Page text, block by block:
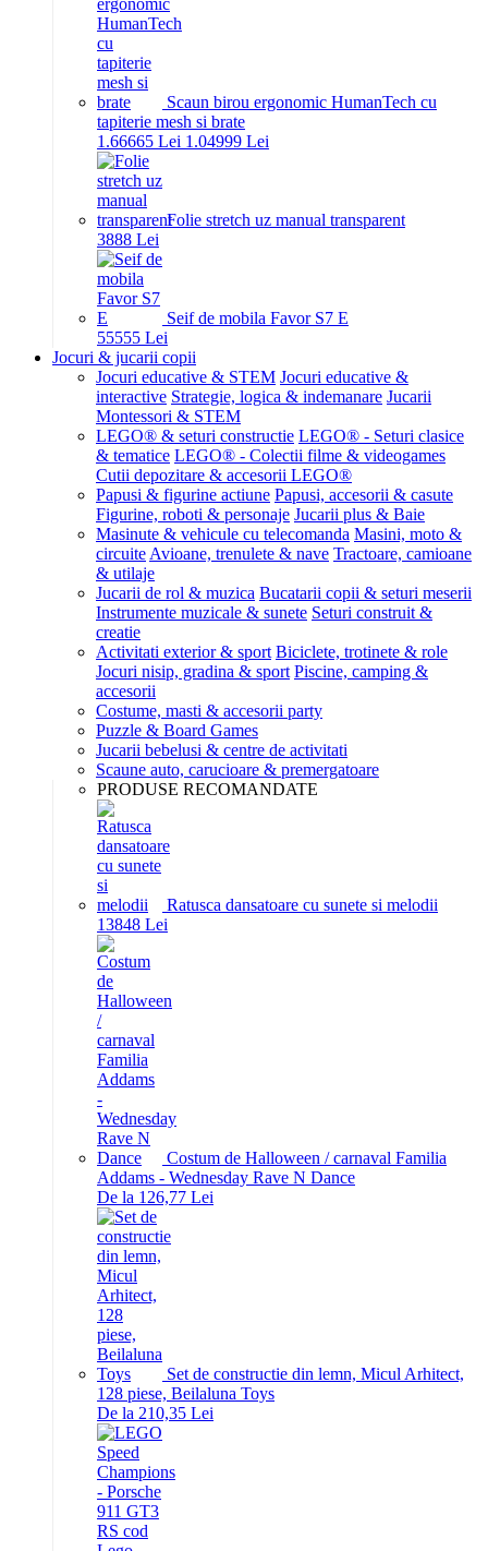
Scaun birou ergonomic HumanTech cu
tapiterie mesh si brate
1.66665 Lei 1.04999 Lei
Folie stretch uz manual transparent
3888 Lei
Seif de mobila Favor S7 E
55555 Lei
Jocuri & jucarii copii
Jocuri educative & STEM Jocuri educative &
interactive Strategie, logica & indemanare Jucarii
Montessori & STEM
LEGO® & seturi constructie LEGO® - Seturi clasice
& tematice LEGO® - Colectii filme & videogames
Cutii depozitare & accesorii LEGO®
Papusi & figurine actiune Papusi, accesorii & casute
Figurine, roboti & personaje Jucarii plus & Baie
Masinute & vehicule cu telecomanda Masini, moto &
circuite Avioane, trenulete & nave Tractoare, camioane
& utilaje
Jucarii de rol & muzica Bucatarii copii & seturi meserii
Instrumente muzicale & sunete Seturi construit &
creatie
Activitati exterior & sport Biciclete, trotinete & role
Jocuri nisip, gradina & sport Piscine, camping &
accesorii
Costume, masti & accesorii party
Puzzle & Board Games
Jucarii bebelusi & centre de activitati
Scaune auto, carucioare & premergatoare
PRODUSE RECOMANDATE
Ratusca dansatoare cu sunete si melodii
13848 Lei
Costum de Halloween / carnaval Familia
Addams - Wednesday Rave N Dance
De la 126,77 Lei
Set de constructie din lemn, Micul Arhitect,
128 piese, Beilaluna Toys
De la 210,35 Lei